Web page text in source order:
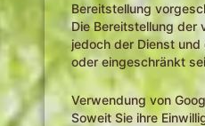
Bereitstellung
Die Bereitstellung der
jedoch der Dienst
oder eingeschränkt
Verwendung von
Soweit Sie ihre